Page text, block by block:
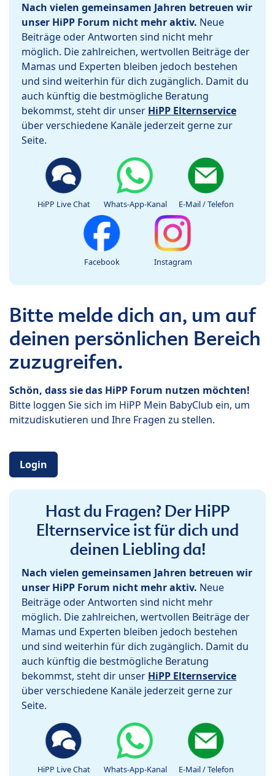
Nach vielen gemeinsamen Jahren betreuen wir
unser HiPP Forum nicht mehr aktiv. Neue
Beiträge oder Antworten sind nicht mehr
möglich. Die zahlreichen, wertvollen Beiträge der
Mamas und Experten bleiben jedoch bestehen
und sind weiterhin für dich zugänglich. Damit du
auch künftig die bestmögliche Beratung
bekommst, steht dir unser HiPP Elternservice
über verschiedene Kanäle jederzeit gerne zur
Seite.
HiPP Live Chat Whats-App-Kanal E-Mail / Telefon
Facebook Instagram
Bitte melde dich an, um auf
deinen persönlichen Bereich
zuzugreifen.
Schön, dass sie das HiPP Forum nutzen möchten!
Bitte loggen Sie sich im HiPP Mein BabyClub ein, um
mitzudiskutieren und Ihre Fragen zu stellen.
Login
Hast du Fragen? Der HiPP
Elternservice ist für dich und
deinen Liebling da!
Nach vielen gemeinsamen Jahren betreuen wir
unser HiPP Forum nicht mehr aktiv. Neue
Beiträge oder Antworten sind nicht mehr
möglich. Die zahlreichen, wertvollen Beiträge der
Mamas und Experten bleiben jedoch bestehen
und sind weiterhin für dich zugänglich. Damit du
auch künftig die bestmögliche Beratung
bekommst, steht dir unser HiPP Elternservice
über verschiedene Kanäle jederzeit gerne zur
Seite.
HiPP Live Chat Whats-App-Kanal E-Mail / Telefon